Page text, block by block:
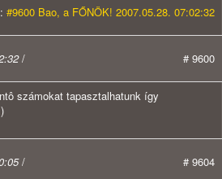
#9600 Bao, a FŐNÖK! 2007.05.28. 07:02:32
/ # 9600
számokat tapasztalhatunk így
/ # 9604